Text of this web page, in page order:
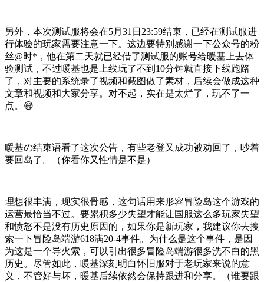
另外，本次测试服将会在5月31日23:59结束，已经在测试服进
行体验的玩家需要注意一下。这边要特别感谢一下公众号的粉
丝@时*，他在第二天就已经借了测试服的账号给暖基上去体
验测试，不过暖基也是上线玩了不到10分钟就直接下线跑路
了，对主要的系统录了视频和截图做了素材，后续会做成这种
文章和视频和大家分享。对不起，实在是太烂了，玩不了一
点。😅
暖基の结束语看了这次公告，有些老登又成功被劝回了，吵着
要回岛了。（你看你又性情是不是）
理想很丰满，现实很骨感，这句话用来形容冒险岛这个游戏的
运营最恰当不过。要累积多少失望才能让国服这么多玩家失望
和愤怒不是没有历史原因的，如果你是新玩家，我建议你去搜
索一下冒险岛端游618满20-4事件。为什么是这个事件，是因
为这是一个导火索，可以引出很多冒险岛端游很多洗不白的黑
历史。尽管如此，暖基深刻明白怀旧服对于老玩家来说的意
义，不管好与坏，暖基后续依然会保持跟进和分享。（谁要跟